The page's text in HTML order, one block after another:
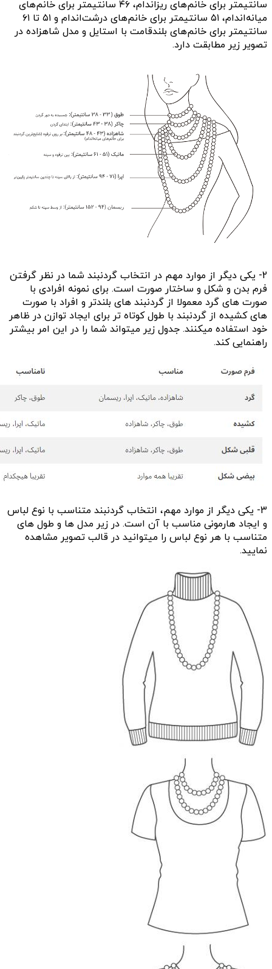
سانتیمتر برای خانم‌های ریزاندام، ۴۶ سانتیمتر برای خانم‌های
میانه‌اندام، ۵۱ سانتیمتر برای خانم‌های درشت‌اندام و ۵۱ تا ۶۱
سانتیمتر برای خانم‌های بلندقامت با استایل و مدل شاهزاده در
تصویر زیر مطابقت دارد.
2- یکی دیگر از موارد مهم در انتخاب گردنبند شما در نظر گرفتن
فرم بدن و شکل و ساختار صورت است. برای نمونه افرادی با
صورت های گرد معمولا از گردنبند های بلندتر و افراد با صورت
های کشیده از گردنبند با طول کوتاه تر برای ایجاد توازن در ظاهر
خود استفاده میکنند. جدول زیر میتواند شما را در این امر بیشتر
راهنمایی کند.
3- یکی دیگر از موارد مهم، انتخاب گردنبند متناسب با نوع لباس
و ایجاد هارمونی مناسب با آن است. در زیر مدل ها و طول های
متناسب با هر نوع لباس را میتوانید در قالب تصویر مشاهده
نمایید.